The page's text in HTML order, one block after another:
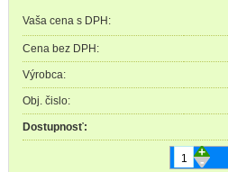
Vaša cena s DPH:
Cena bez DPH:
Výrobca:
Obj. čislo:
Dostupnosť:
-
+